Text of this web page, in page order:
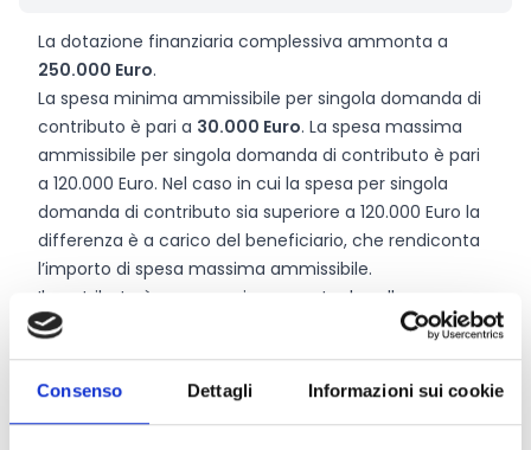
Consenso Dettagli Informazioni sui cookie
La dotazione finanziaria complessiva ammonta a
250.000 Euro.
La spesa minima ammissibile per singola domanda di
contributo è pari a 30.000 Euro. La spesa massima
ammissibile per singola domanda di contributo è pari
a 120.000 Euro. Nel caso in cui la spesa per singola
domanda di contributo sia superiore a 120.000 Euro la
differenza è a carico del beneficiario, che rendiconta
l’importo di spesa massima ammissibile.
Il contributo è concesso in percentuale sulla spesa
ammessa, nella misura del:
60%nel caso di giovane agricoltore;
40%negli altri casi.